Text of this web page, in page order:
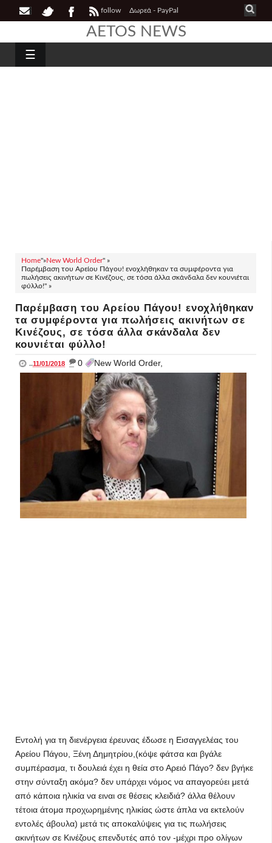
follow Δωρεά - PayPal
AETOS NEWS
☰
Home"»New World Order" »
Παρέμβαση του Αρείου Πάγου! ενοχλήθηκαν τα συμφέροντα για
πωλήσεις ακινήτων σε Κινέζους, σε τόσα άλλα σκάνδαλα δεν κουνιέται
φύλλο!" »
Παρέμβαση του Αρείου Πάγου! ενοχλήθηκαν
τα συμφέροντα για πωλήσεις ακινήτων σε
Κινέζους, σε τόσα άλλα σκάνδαλα δεν
κουνιέται φύλλο!
..11/01/2018 _ 0 New World Order,
Εντολή για τη διενέργεια έρευνας έδωσε η Εισαγγελέας του
Αρείου Πάγου, Ξένη Δημητρίου,(κόψε φάτσα και βγάλε
συμπέρασμα, τι δουλειά έχει η θεία στο Αρειό Πάγο? δεν βγήκε
στην σύνταξη ακόμα? δεν υπάρχει νόμος να απαγορεύει μετά
από κάποια ηλικία να ειναι σε θέσεις κλειδιά? άλλα θέλουν
τέτοια άτομα προχωρημένης ηλικίας ώστε άπλα να εκτελούν
εντολές άβουλα) μετά τις αποκαλύψεις για τις πωλήσεις
ακινήτων σε Κινέζους επενδυτές από τον -μέχρι προ ολίγων